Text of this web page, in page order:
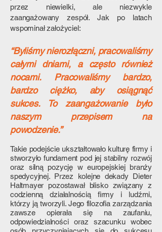
przez niewielki, ale niezwykle
zaangażowany zespół. Jak po latach
wspominał założyciel:
“Byliśmy nierozłączni, pracowaliśmy
całymi dniami, a często również
nocami. Pracowaliśmy bardzo,
bardzo ciężko, aby osiągnąć
sukces. To zaangażowanie było
naszym przepisem na
powodzenie.”
Takie podejście ukształtowało kulturę firmy i
stworzyło fundament pod jej stabilny rozwój
oraz silną pozycję w europejskiej branży
spedycyjnej. Przez kolejne dekady Dieter
Haltmayer pozostawał blisko związany z
codzienną działalnością firmy i ludźmi,
którzy ją tworzyli. Jego filozofia zarządzania
zawsze opierała się na zaufaniu,
odpowiedzialności oraz szacunku wobec